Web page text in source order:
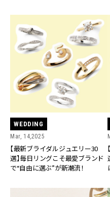
WEDDING
Mar, 14,2025
【最新ブライダルジュエリー30
選】毎日リングこそ最愛ブランド
で“自由に選ぶ”が新潮流！